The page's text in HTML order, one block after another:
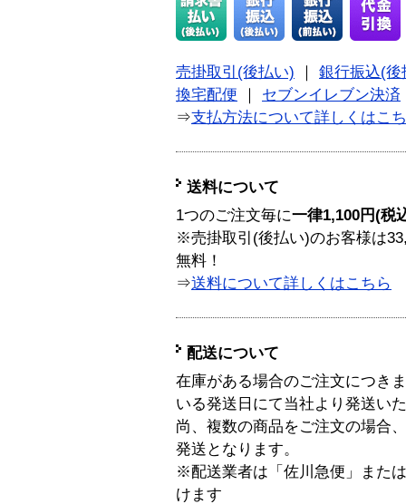
売掛取引(後払い) ｜ 銀行振込(後
換宅配便 ｜ セブンイレブン決済
⇒支払方法について詳しくはこ
送料について
1つのご注文毎に一律1,100円(税
※売掛取引(後払い)のお客様は
無料！
⇒送料について詳しくはこちら
配送について
在庫がある場合のご注文につき
いる発送日にて当社より発送い
尚、複数の商品をご注文の場合
発送となります。
※配送業者は「佐川急便」また
けます